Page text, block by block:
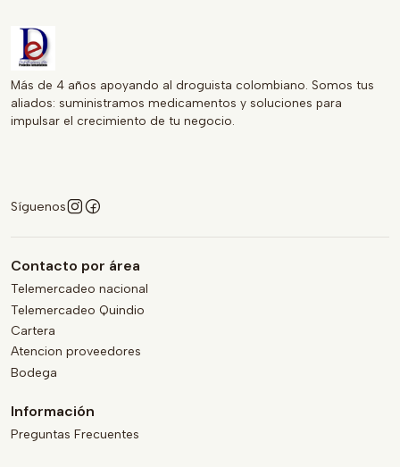
Más de 4 años apoyando al droguista colombiano. Somos tus
aliados: suministramos medicamentos y soluciones para
impulsar el crecimiento de tu negocio.
Síguenos
Contacto por área
Telemercadeo nacional
Telemercadeo Quindio
Cartera
Atencion proveedores
Bodega
Información
Preguntas Frecuentes